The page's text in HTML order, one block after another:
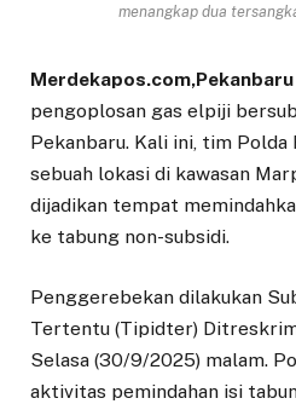
menangkap dua
Merdekapos.com,Pekanbaru
pengoplosan gas elpiji
Pekanbaru. Kali ini, tim
sebuah lokasi di kawasan
dijadikan tempat
ke tabung non-subsidi.
Penggerebekan dilakukan
Tertentu (Tipidter)
Selasa (30/9/2025) malam.
aktivitas pemindahan isi